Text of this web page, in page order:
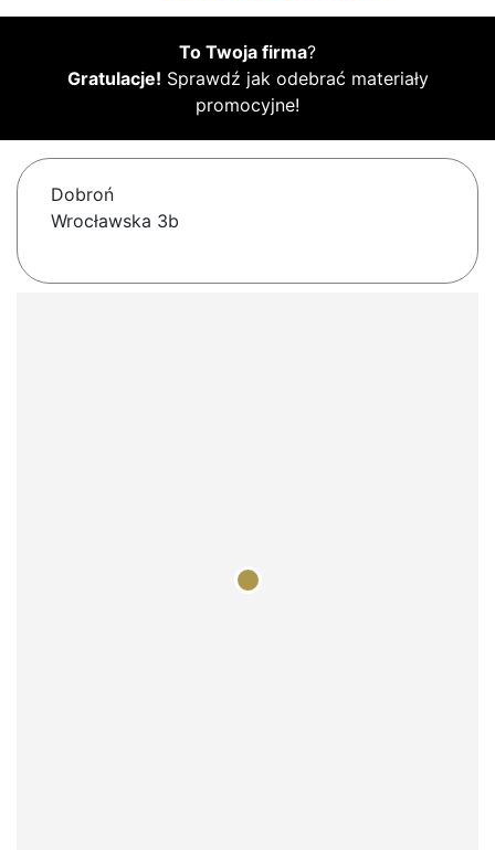
To Twoja firma?
Gratulacje! Sprawdź jak odebrać materiały
promocyjne!
Dobroń
Wrocławska 3b